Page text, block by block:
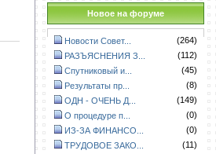
Новое на форуме
Новости Совет...
(264)
РАЗЪЯСНЕНИЯ З...
(112)
Спутниковый и...
(45)
Результаты пр...
(8)
ОДН - ОЧЕНЬ Д...
(149)
О процедуре п...
(0)
ИЗ-ЗА ФИНАНСО...
(0)
ТРУДОВОЕ ЗАКО...
(11)